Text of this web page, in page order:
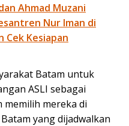
Ahmad Muzani
Nur Iman di
Cek Kesiapan
Batam untuk
ASLI sebagai
mereka di
yang dijadwalkan